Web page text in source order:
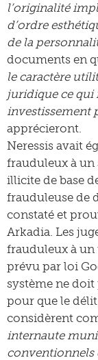
l’originalité
d’ordre
de la
documents en
le caractère
juridique ce qui
investissement
apprécieront.
Neressis avait
frauduleux à
illicite de base
frauduleuse de
constaté et
Arkadia. Les
frauduleux à un
prévu par loi
système ne doit
pour que le
considèrent
internaute
conventionnels